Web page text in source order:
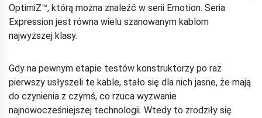
OptimiZ™, którą można znaleźć w serii Emotion. Seria
Expression jest równa wielu szanowanym kablom
najwyższej klasy.
Gdy na pewnym etapie testów konstruktorzy po raz
pierwszy usłyszeli te kable, stało się dla nich jasne, że mają
do czynienia z czymś, co rzuca wyzwanie
najnowocześniejszej technologii. Wtedy to zrodziły się